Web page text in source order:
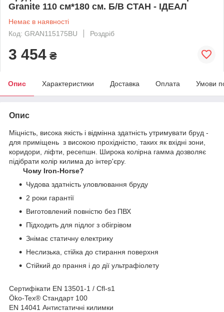
Granite 110 см*180 см. Б/В СТАН - ІДЕАЛ
Немає в наявності
Код: GRAN115175BU
Роздріб
3 454 ₴
Опис Характеристики Доставка Оплата Умови
Опис
Міцність, висока якість і відмінна здатність утримувати бруд -
для приміщень з високою прохідністю, таких як вхідні зони,
коридори, ліфти, ресепшн. Широка колірна гамма дозволяє
підібрати колір килима до інтер'єру.
Чому Iron-Horse?
Чудова здатність уловлювання бруду
2 роки гарантії
Виготовлений повністю без ПВХ
Підходить для підлог з обігрівом
Знімає статичну електрику
Неслизька, стійка до стирання поверхня
Стійкий до прання і до дії ультрафіолету
Сертифікати EN 13501-1 / Cfl-s1
Öko-Tex® Стандарт 100
EN 14041 Антистатичні килимки